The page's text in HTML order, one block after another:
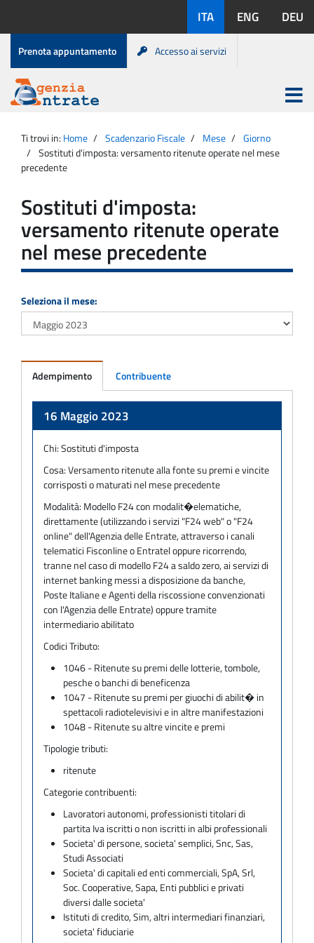
contenuto
disponibili:
ITA ENG DEU
Menu
di
servizio
Prenota appuntamento Accesso ai servizi
Agenzia
Entrate
Apri
menu
principale
Ti trovi in: Home Scadenzario Fiscale Mese
Giorno
Sostituti d'imposta: versamento ritenute operate nel mese
precedente
Sostituti d'imposta:
versamento ritenute operate
nel mese precedente
Seleziona il mese:
Adempimento Contribuente
16 Maggio 2023
Chi:Sostituti d'imposta
Cosa:Versamento ritenute alla fonte su premi e vincite
corrisposti o maturati nel mese precedente
Modalità: Modello F24 con modalit�elematiche,
direttamente (utilizzando i servizi "F24 web" o "F24
online" dell'Agenzia delle Entrate, attraverso i canali
telematici Fisconline o Entratel oppure ricorrendo,
tranne nel caso di modello F24 a saldo zero, ai servizi di
internet banking messi a disposizione da banche,
Poste Italiane e Agenti della riscossione convenzionati
con l'Agenzia delle Entrate) oppure tramite
intermediario abilitato
Codici Tributo:
1046 - Ritenute su premi delle lotterie, tombole,
pesche o banchi di beneficenza
1047 - Ritenute su premi per giuochi di abilit� in
spettacoli radiotelevisivi e in altre manifestazioni
1048 - Ritenute su altre vincite e premi
Tipologie tributi:
ritenute
Categorie contribuenti:
Lavoratori autonomi, professionisti titolari di
partita Iva iscritti o non iscritti in albi professionali
Societa' di persone, societa' semplici, Snc, Sas,
Studi Associati
Societa' di capitali ed enti commerciali, SpA, Srl,
Soc. Cooperative, Sapa, Enti pubblici e privati
diversi dalle societa'
Istituti di credito, Sim, altri intermediari finanziari,
societa' fiduciarie